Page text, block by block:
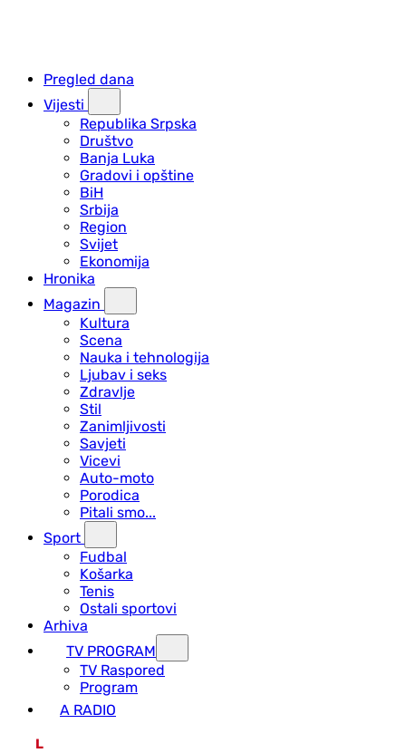
Pregled dana
Vijesti
Republika Srpska
Društvo
Banja Luka
Gradovi i opštine
BiH
Srbija
Region
Svijet
Ekonomija
Hronika
Magazin
Kultura
Scena
Nauka i tehnologija
Ljubav i seks
Zdravlje
Stil
Zanimljivosti
Savjeti
Vicevi
Auto-moto
Porodica
Pitali smo...
Sport
Fudbal
Košarka
Tenis
Ostali sportovi
Arhiva
TV PROGRAM
ТV Raspored
Program
A RADIO
L